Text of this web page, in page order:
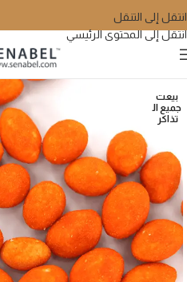
انتقل إلى التنقل
انتقل إلى المحتوى الرئيسي
بيعت
جميع ال
تذاكر